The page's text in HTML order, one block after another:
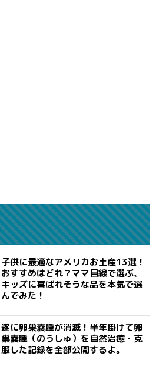
子供に最適なアメリカお土産13選！
おすすめはどれ？ママ目線で選ぶ、
キッズに喜ばれそうな品を本気で選
んでみた！
遂に卵巣嚢腫が消滅！半年掛けて卵
巣嚢腫（のうしゅ）を自然治癒・克
服した記録を全部公開するよ。